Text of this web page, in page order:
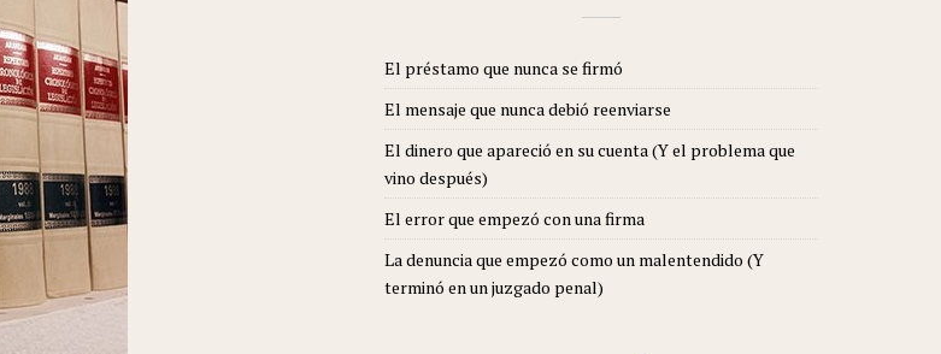
El préstamo que nunca se firmó
El mensaje que nunca debió reenviarse
El dinero que apareció en su cuenta (Y el problema que
vino después)
El error que empezó con una firma
La denuncia que empezó como un malentendido (Y
terminó en un juzgado penal)